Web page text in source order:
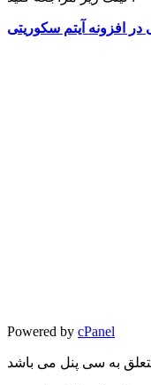
Powered by cPanel